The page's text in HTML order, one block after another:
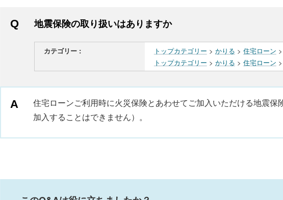
地震保険の取り扱いはありますか
カテゴリー : トップカテゴリー > かりる > 住宅ローン >
トップカテゴリー > かりる > 住宅ローン >
住宅ローンご利用時に火災保険とあわせてご加入いただける地震
加入することはできません）。